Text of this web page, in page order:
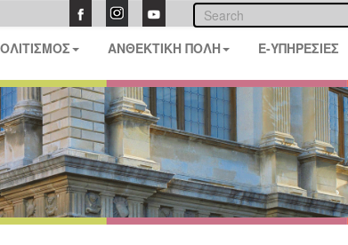
ΑΝΘΕΚΤΙΚΗ ΠΟΛΗ E-ΥΠΗΡΕΣΙΕΣ